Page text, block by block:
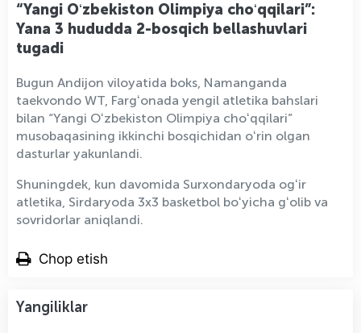
“Yangi Oʻzbekiston Olimpiya choʻqqilari”:
Yana 3 hududda 2-bosqich bellashuvlari
tugadi
Bugun Andijon viloyatida boks, Namanganda
taekvondo WT, Fargʻonada yengil atletika bahslari
bilan “Yangi Oʻzbekiston Olimpiya choʻqqilari”
musobaqasining ikkinchi bosqichidan oʻrin olgan
dasturlar yakunlandi.
Shuningdek, kun davomida Surxondaryoda ogʻir
atletika, Sirdaryoda 3x3 basketbol boʻyicha gʻolib va
sovridorlar aniqlandi.
Chop etish
Yangiliklar